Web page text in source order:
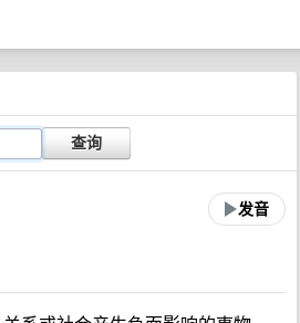
查询
发音